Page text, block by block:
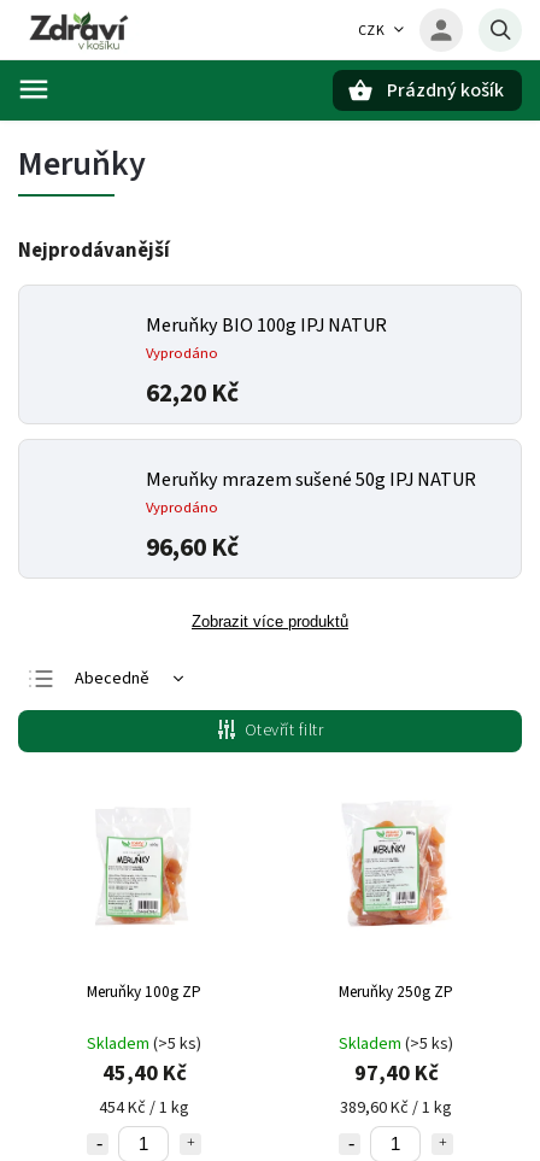
CZK
Prázdný košík
Meruňky
Nejprodávanější
Meruňky BIO 100g IPJ NATUR
Vyprodáno
62,20 Kč
Meruňky mrazem sušené 50g IPJ NATUR
Vyprodáno
96,60 Kč
Zobrazit více produktů
Abecedně
Nejlevnější
Nejdražší
Otevřít filtr
Meruňky 100g ZP
Skladem (>5 ks)
45,40 Kč
454 Kč / 1 kg
Meruňky 250g ZP
Skladem (>5 ks)
97,40 Kč
389,60 Kč / 1 kg